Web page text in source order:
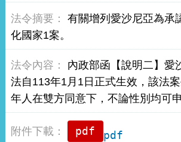
有關增列愛沙尼亞為承
化國家1案。
內政部函【說明二】愛
法自113年1月1日正式生效，該法
年人在雙方同意下，不論性別均可
pdf